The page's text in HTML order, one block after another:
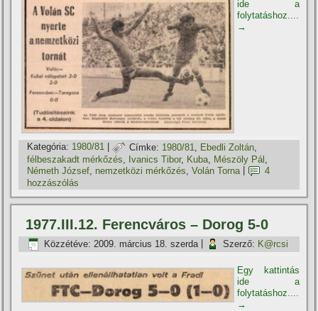
ide a
folytatáshoz....
→
Kategória: 1980/81 | Címke: 1980/81 Ebedli Zoltán
félbeszakadt mérkőzés, Ivanics Tibor, Kuba, Mészöly Pál ,
Németh József nemzetközi mérkőzés ,Volán Torna
4
hozzászólás
1977.III.12. Ferencváros – Dorog 5-0
Közzétéve: 2009. március 18. szerda Szerző: K@rcsi
Egy kattintás
ide a
folytatáshoz....
→